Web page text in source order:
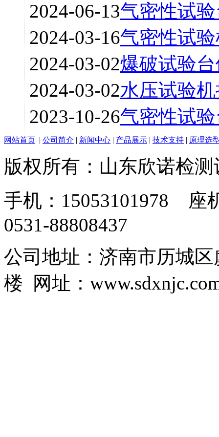
2024-06-13气密性试
2024-03-16气密性试
2024-03-02爆破试验
2024-03-02水压试验
2023-10-26气密性试
网站首页 | 公司简介 | 新闻中心 | 产品展示 | 技术支持 | 原理选
版权所有：山东欣诺检
手机：15053101978 座
0531-88808437
公司地址：济南市历城
楼 网址：